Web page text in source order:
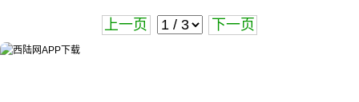
上一页 下一页